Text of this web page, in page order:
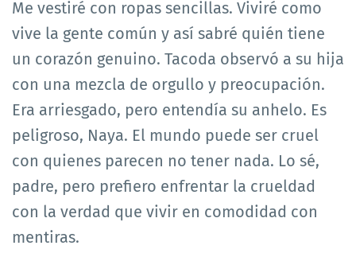
Me vestiré con ropas sencillas. Viviré como
vive la gente común y así sabré quién tiene
un corazón genuino. Tacoda observó a su hija
con una mezcla de orgullo y preocupación.
Era arriesgado, pero entendía su anhelo. Es
peligroso, Naya. El mundo puede ser cruel
con quienes parecen no tener nada. Lo sé,
padre, pero prefiero enfrentar la crueldad
con la verdad que vivir en comodidad con
mentiras.